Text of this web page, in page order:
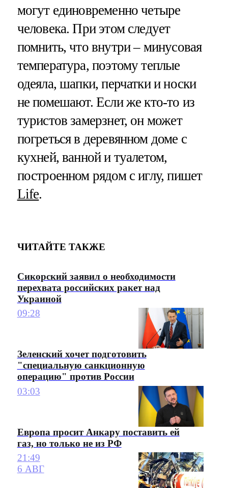
могут единовременно четыре
человека. При этом следует
помнить, что внутри – минусовая
температура, поэтому теплые
одеяла, шапки, перчатки и носки
не помешают. Если же кто-то из
туристов замерзнет, он может
погреться в деревянном доме с
кухней, ванной и туалетом,
построенном рядом с иглу, пишет
Life.
ЧИТАЙТЕ ТАКЖЕ
Сикорский заявил о необходимости
перехвата российских ракет над
Украиной
09:28
Зеленский хочет подготовить
"специальную санкционную
операцию" против России
03:03
Европа просит Анкару поставить ей
газ, но только не из РФ
21:49
6 АВГ